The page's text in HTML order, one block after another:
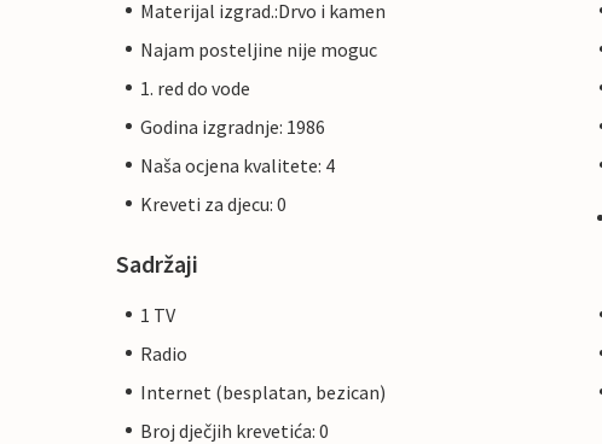
Materijal izgrad.:Drvo i kamen
Najam posteljine nije moguc
1. red do vode
Godina izgradnje: 1986
Naša ocjena kvalitete: 4
Kreveti za djecu: 0
Sadržaji
1 TV
Radio
Internet (besplatan, bezican)
Broj dječjih krevetića: 0